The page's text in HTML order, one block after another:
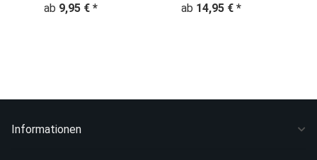
Federn" creme
ab 9,95 € *
Baumwollblumen
ab 14,95 € *
Informationen